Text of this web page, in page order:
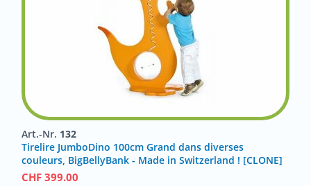
Art.-Nr. 132
Tirelire JumboDino 100cm Grand dans diverses
couleurs, BigBellyBank - Made in Switzerland ! [CLONE]
CHF 399.00